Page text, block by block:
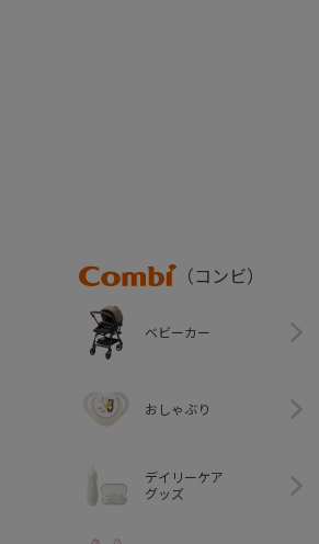
Combi
（コンビ）
ベビーカー
おしゃぶり
デイリーケア
グッズ